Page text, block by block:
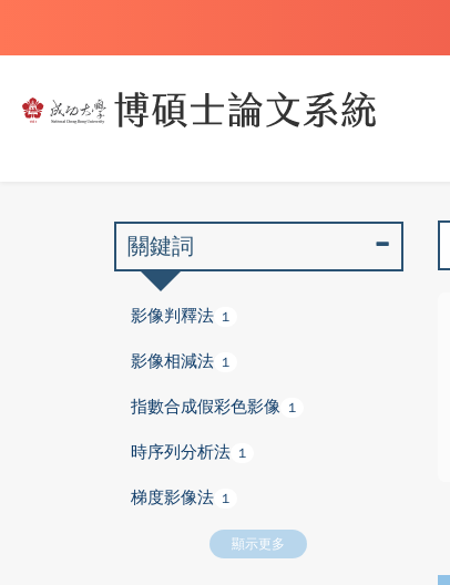
關鍵詞
影像判釋法 1
影像相減法 1
指數合成假彩色影像 1
時序列分析法 1
梯度影像法 1
顯示更多